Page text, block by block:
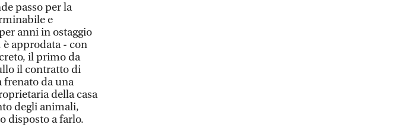
passo per la
e
anni in ostaggio
approdata - con
il primo da
il contratto di
frenato da una
della casa
degli animali,
disposto a farlo.